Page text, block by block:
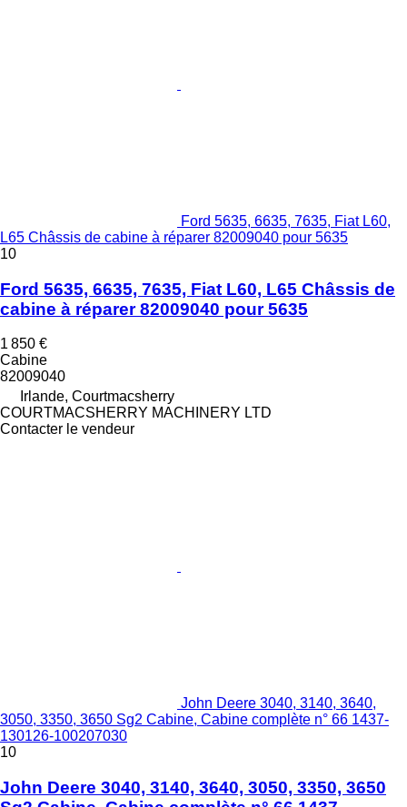
Ford 5635, 6635, 7635, Fiat L60,
L65 Châssis de cabine à réparer 82009040 pour 5635
10
Ford 5635, 6635, 7635, Fiat L60, L65 Châssis de
cabine à réparer 82009040 pour 5635
1 850 €
Cabine
82009040
Irlande, Courtmacsherry
COURTMACSHERRY MACHINERY LTD
Contacter le vendeur
John Deere 3040, 3140, 3640,
3050, 3350, 3650 Sg2 Cabine, Cabine complète n° 66 1437-
130126-100207030
10
John Deere 3040, 3140, 3640, 3050, 3350, 3650